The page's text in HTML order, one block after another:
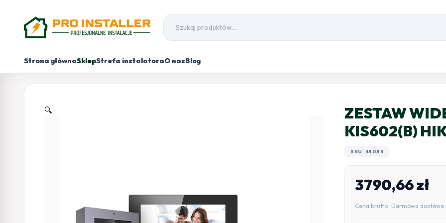
Strona głównaSklepStrefa instalatoraO nasBlog
🔍
ZESTAW
KIS602(B)
SKU: 38083
3790,66zł
Cena brutto · Darmowa dostawa